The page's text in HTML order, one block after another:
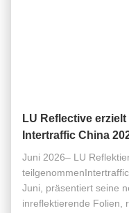
LU Reflective
Intertraffic China
Juni 2026– LU
Juni, präsentiert seine
inreflektierende Folien,